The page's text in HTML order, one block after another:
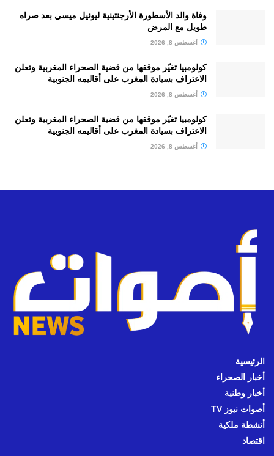
وفاة والد الأسطورة الأرجنتينية ليونيل ميسي بعد صراه
طويل مع المرض
أغسطس 8, 2026
كولومبيا تغيّر موقفها من قضية الصحراء المغربية وتعلن
الاعتراف بسيادة المغرب على أقاليمه الجنوبية
أغسطس 8, 2026
كولومبيا تغيّر موقفها من قضية الصحراء المغربية وتعلن
الاعتراف بسيادة المغرب على أقاليمه الجنوبية
أغسطس 8, 2026
الرئيسية
أخبار الصحراء
أخبار وطنية
أصوات نيوز TV
أنشطة ملكية
اقتصاد